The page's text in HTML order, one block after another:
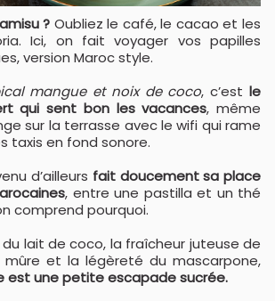
? Oubliez le café, le cacao et les
Ici, on fait voyager vos papilles
version Maroc style.
mangue et noix de coco, c’est le
qui sent bon les vacances, même
sur la terrasse avec le wifi qui rame
taxis en fond sonore.
d’ailleurs fait doucement sa place
, entre une pastilla et un thé
comprend pourquoi.
lait de coco, la fraîcheur juteuse de
et la légèreté du mascarpone,
est une petite escapade sucrée.